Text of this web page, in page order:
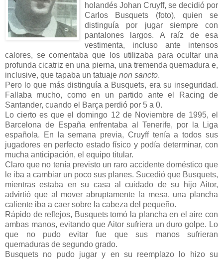
holandés Johan Cruyff, se decidió por
Carlos Busquets (foto), quien se
distinguía por jugar siempre con
pantalones largos. A raíz de esa
vestimenta, incluso ante intensos
calores, se comentaba que los utilizaba para ocultar una
profunda cicatriz en una pierna, una tremenda quemadura e,
inclusive, que tapaba un tatuaje non sancto.
Pero lo que más distinguía a Busquets, era su inseguridad.
Fallaba mucho, como en un partido ante el Racing de
Santander, cuando el Barça perdió por 5 a 0.
Lo cierto es que el domingo 12 de Noviembre de 1995, el
Barcelona de España enfrentaba al Tenerife, por la Liga
española. En la semana previa, Cruyff tenía a todos sus
jugadores en perfecto estado físico y podía determinar, con
mucha anticipación, el equipo titular.
Claro que no tenía previsto un raro accidente doméstico que
le iba a cambiar un poco sus planes. Sucedió que Busquets,
mientras estaba en su casa al cuidado de su hijo Aitor,
advirtió que al mover abruptamente la mesa, una plancha
caliente iba a caer sobre la cabeza del pequeño.
Rápido de reflejos, Busquets tomó la plancha en el aire con
ambas manos, evitando que Aitor sufriera un duro golpe. Lo
que no pudo evitar fue que sus manos sufrieran
quemaduras de segundo grado.
Busquets no pudo jugar y en su reemplazo lo hizo su